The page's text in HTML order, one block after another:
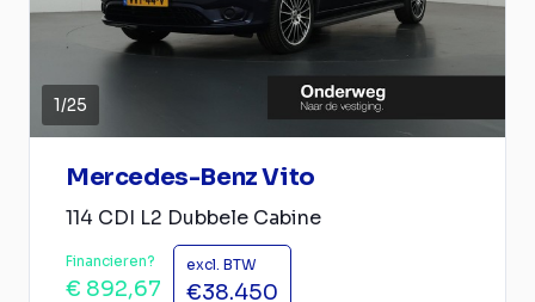
1/25
Mercedes-Benz Vito
114 CDI L2 Dubbele Cabine
Financieren?
€ 892,67
excl. BTW
€38.450